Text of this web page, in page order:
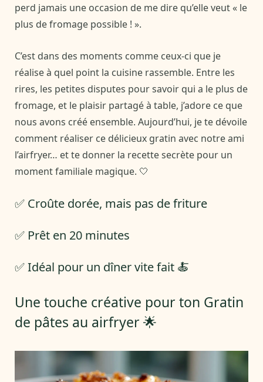
perd jamais une occasion de me dire qu’elle veut « le
plus de fromage possible ! ».
C’est dans des moments comme ceux-ci que je
réalise à quel point la cuisine rassemble. Entre les
rires, les petites disputes pour savoir qui a le plus de
fromage, et le plaisir partagé à table, j’adore ce que
nous avons créé ensemble. Aujourd’hui, je te dévoile
comment réaliser ce délicieux gratin avec notre ami
l’airfryer… et te donner la recette secrète pour un
moment familiale magique. 🤍
✅ Croûte dorée, mais pas de friture
✅ Prêt en 20 minutes
✅ Idéal pour un dîner vite fait 🍝
Une touche créative pour ton Gratin
de pâtes au airfryer 🌟